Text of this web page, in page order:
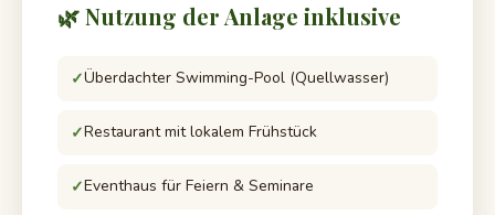
🌿 Nutzung der Anlage inklusive
Überdachter Swimming-Pool (Quellwasser)
Restaurant mit lokalem Frühstück
Eventhaus für Feiern & Seminare